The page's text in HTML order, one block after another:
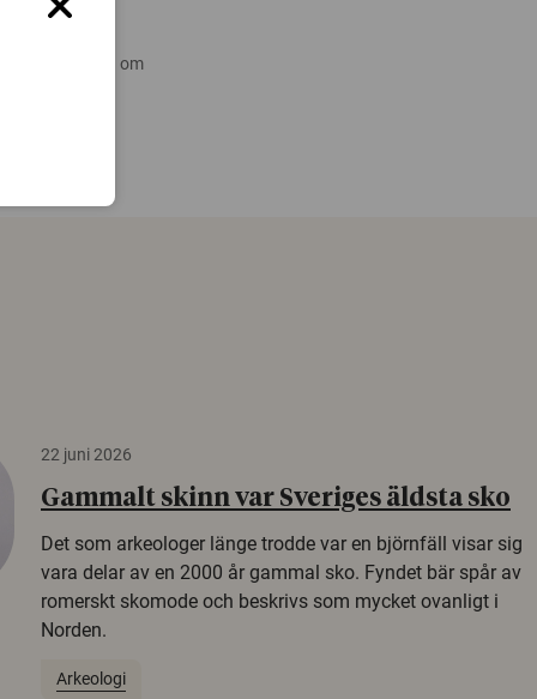
forskning om
22 juni 2026
Gammalt skinn var Sveriges äldsta sko
Det som arkeologer länge trodde var en björnfäll visar sig
vara delar av en 2000 år gammal sko. Fyndet bär spår av
romerskt skomode och beskrivs som mycket ovanligt i
Norden.
Arkeologi